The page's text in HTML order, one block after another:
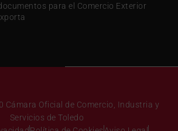
para el Comercio Exterior
Cámara Oficial de Comercio, Industria y
Servicios de Toledo